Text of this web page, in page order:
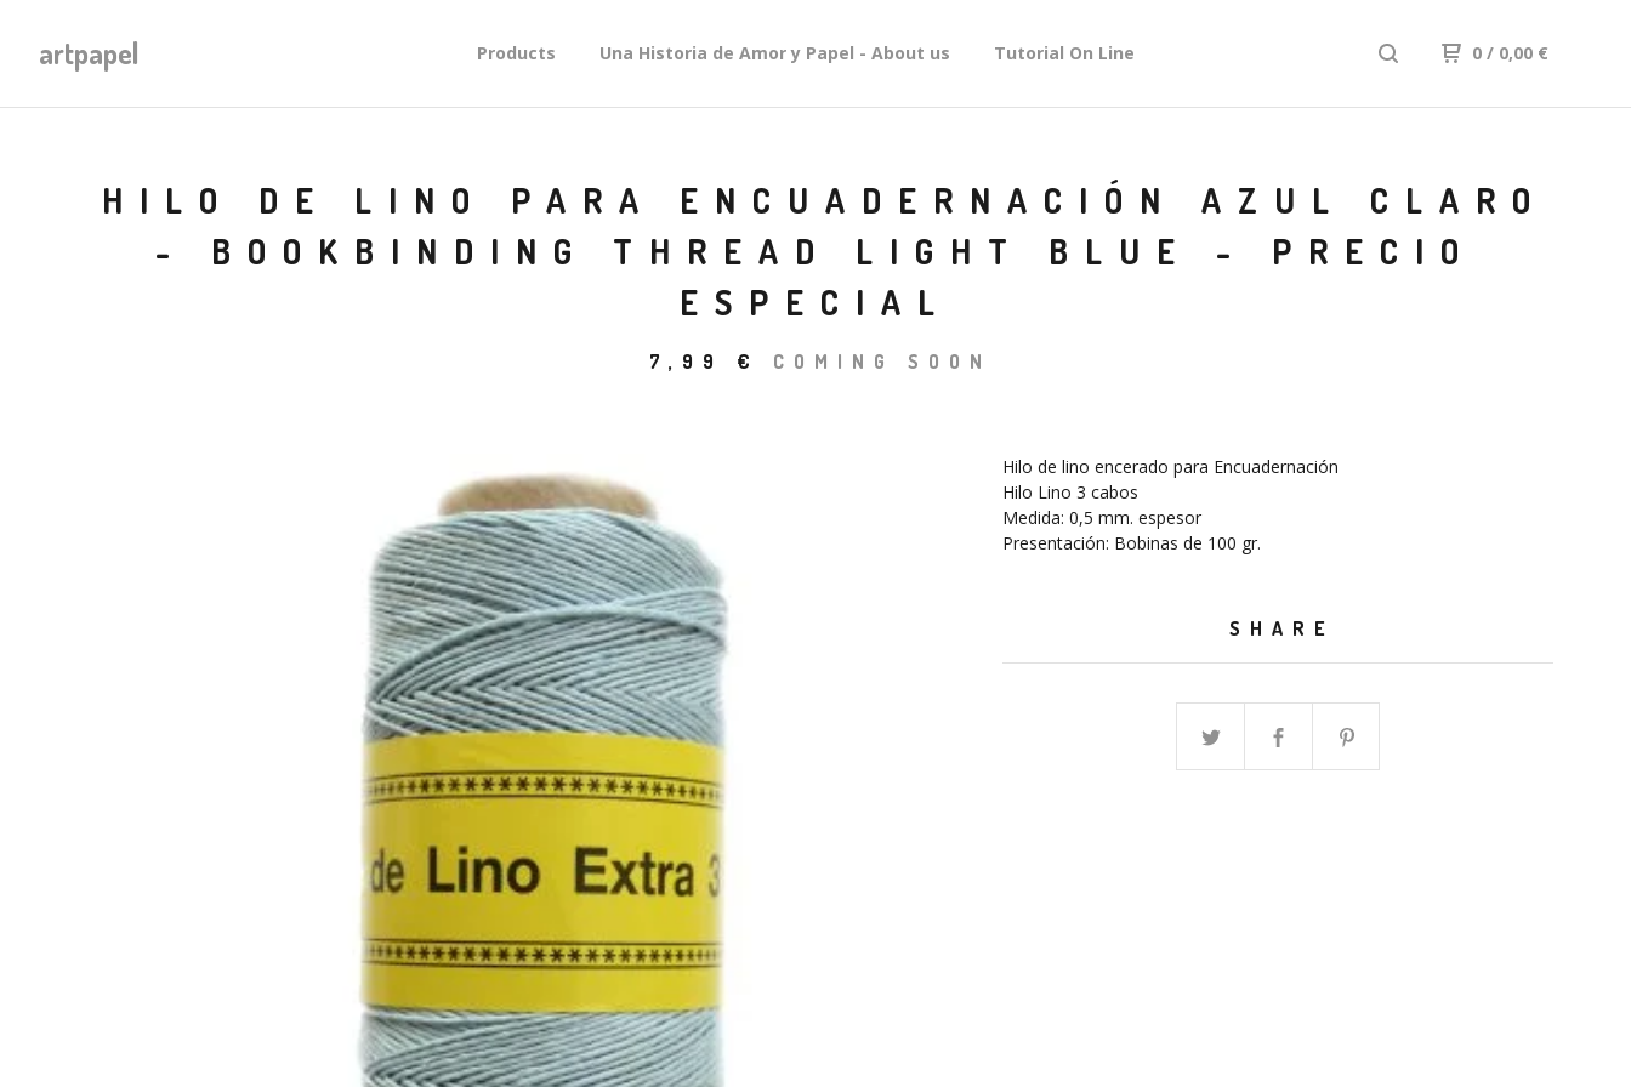
artpapel Products Una Historia de Amor y Papel - About us Tutorial On Line 0 / 0,00 €
HILO DE LINO PARA ENCUADERNACIÓN AZUL CLARO
- BOOKBINDING THREAD LIGHT BLUE - PRECIO
ESPECIAL
7,99 € COMING SOON
Hilo de lino encerado para Encuadernación
Hilo Lino 3 cabos
Medida: 0,5 mm. espesor
Presentación: Bobinas de 100 gr.
SHARE